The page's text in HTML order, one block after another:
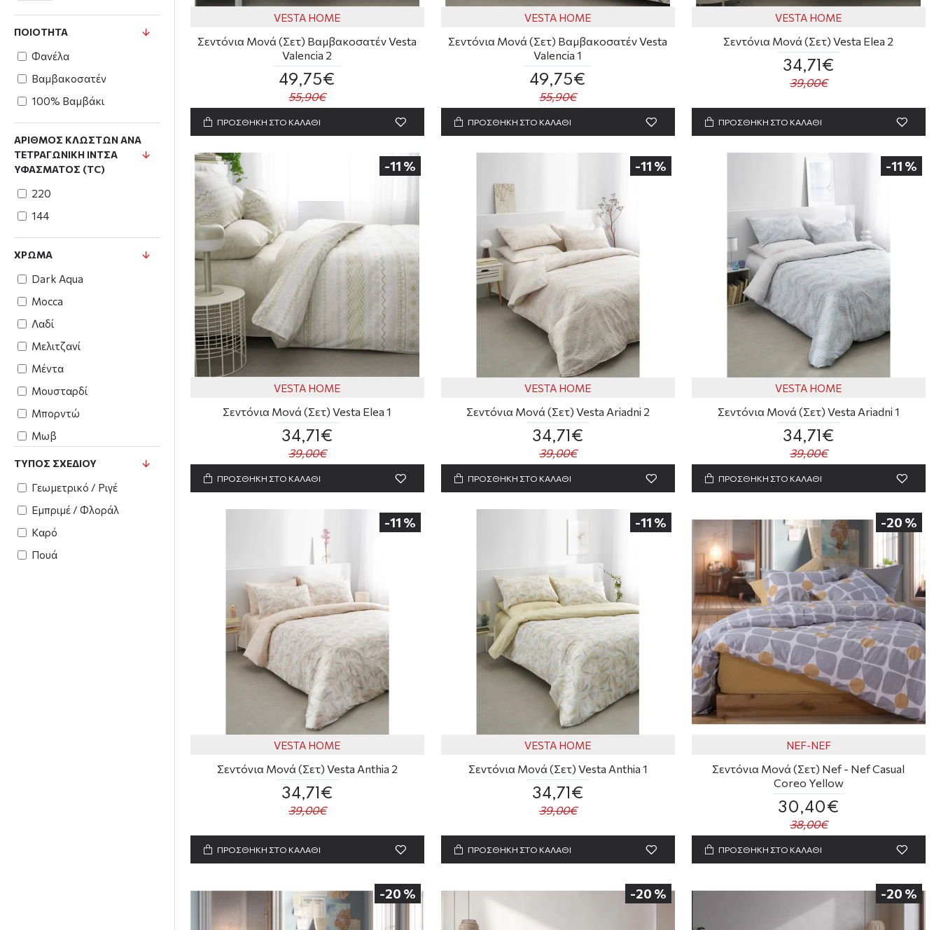
ΠΟΙΌΤΗΤΑ
Φανέλα
Βαμβακοσατέν
100% Βαμβάκι
ΑΡΙΘΜΌΣ ΚΛΩΣΤΏΝ ΑΝΆ
ΤΕΤΡΑΓΩΝΙΚΉ ΊΝΤΣΑ
ΥΦΆΣΜΑΤΟΣ (TC)
220
144
ΧΡΏΜΑ
Dark Aqua
Mocca
Λαδί
Μελιτζανί
Μέντα
Μουσταρδί
Μπορντώ
Μωβ
Πολύχρωμο
Σάπιο Μήλο
Σομόν
Τυρκουάζ
ΤΎΠΟΣ ΣΧΕΔΊΟΥ
Γεωμετρικό / Ριγέ
Εμπριμέ / Φλοράλ
Καρό
Πουά
VESTA HOME
Σεντόνια Μονά (Σετ) Βαμβακοσατέν Vesta
Valencia 2
49,75€
55,90€
ΠΡΟΣΘΗΚΗ ΣΤΟ ΚΑΛΑΘΙ
VESTA HOME
Σεντόνια Μονά (Σετ) Βαμβακοσατέν Vesta
Valencia 1
49,75€
55,90€
ΠΡΟΣΘΗΚΗ ΣΤΟ ΚΑΛΑΘΙ
VESTA HOME
Σεντόνια Μονά (Σετ) Vesta Elea 2
34,71€
39,00€
ΠΡΟΣΘΗΚΗ ΣΤΟ ΚΑΛΑΘΙ
-11 %
VESTA HOME
Σεντόνια Μονά (Σετ) Vesta Elea 1
34,71€
39,00€
ΠΡΟΣΘΗΚΗ ΣΤΟ ΚΑΛΑΘΙ
-11 %
VESTA HOME
Σεντόνια Μονά (Σετ) Vesta Ariadni 2
34,71€
39,00€
ΠΡΟΣΘΗΚΗ ΣΤΟ ΚΑΛΑΘΙ
-11 %
VESTA HOME
Σεντόνια Μονά (Σετ) Vesta Ariadni 1
34,71€
39,00€
ΠΡΟΣΘΗΚΗ ΣΤΟ ΚΑΛΑΘΙ
-11 %
VESTA HOME
Σεντόνια Μονά (Σετ) Vesta Anthia 2
34,71€
39,00€
ΠΡΟΣΘΗΚΗ ΣΤΟ ΚΑΛΑΘΙ
-11 %
VESTA HOME
Σεντόνια Μονά (Σετ) Vesta Anthia 1
34,71€
39,00€
ΠΡΟΣΘΗΚΗ ΣΤΟ ΚΑΛΑΘΙ
-20 %
NEF-NEF
Σεντόνια Μονά (Σετ) Nef - Nef Casual
Coreo Yellow
30,40€
38,00€
ΠΡΟΣΘΗΚΗ ΣΤΟ ΚΑΛΑΘΙ
-20 % -20 % -20 %